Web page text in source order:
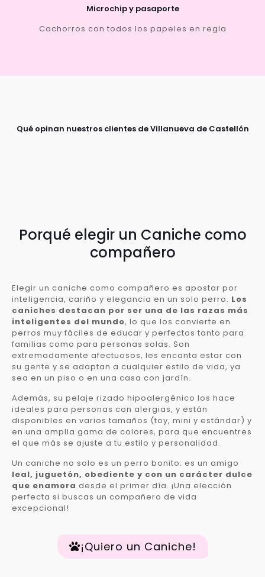
Microchip y pasaporte
Cachorros con todos los papeles en regla
Qué opinan nuestros clientes de Villanueva de Castellón
Porqué elegir un Caniche como
compañero
Elegir un caniche como compañero es apostar por
inteligencia, cariño y elegancia en un solo perro. Los
caniches destacan por ser una de las razas más
inteligentes del mundo, lo que los convierte en
perros muy fáciles de educar y perfectos tanto para
familias como para personas solas. Son
extremadamente afectuosos, les encanta estar con
su gente y se adaptan a cualquier estilo de vida, ya
sea en un piso o en una casa con jardín.
Además, su pelaje rizado hipoalergénico los hace
ideales para personas con alergias, y están
disponibles en varios tamaños (toy, mini y estándar) y
en una amplia gama de colores, para que encuentres
el que más se ajuste a tu estilo y personalidad.
Un caniche no solo es un perro bonito: es un amigo
leal, juguetón, obediente y con un carácter dulce
que enamora desde el primer día. ¡Una elección
perfecta si buscas un compañero de vida
excepcional!
¡Quiero un Caniche!